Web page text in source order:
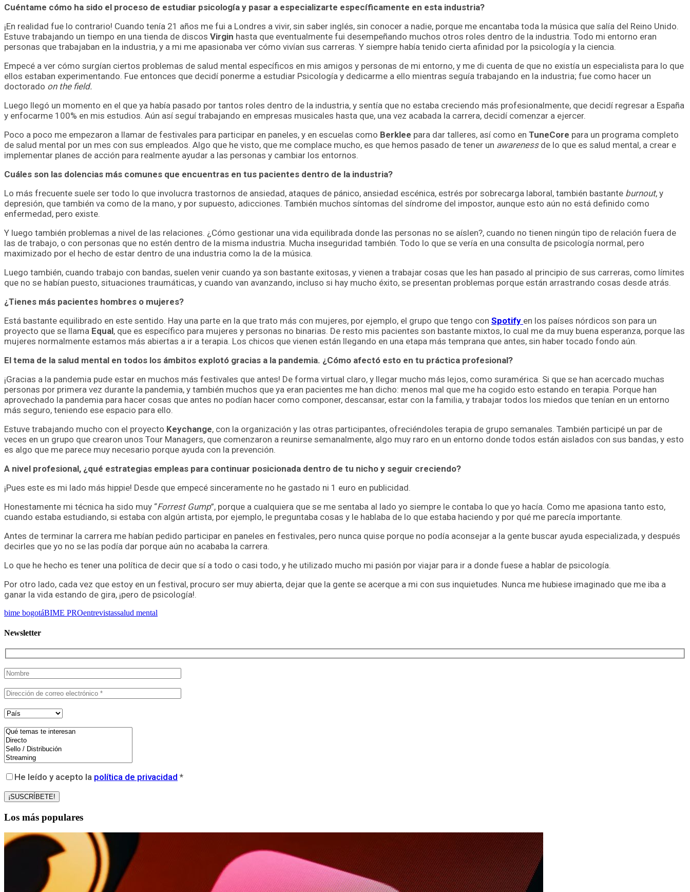
Cuéntame cómo ha sido el proceso de estudiar psicología y pasar a especializarte específicamente en esta industria?
¡En realidad fue lo contrario! Cuando tenía 21 años me fui a Londres a vivir, sin saber inglés, sin conocer a nadie, porque me encantaba toda la música que salía del Reino Unido.
Estuve trabajando un tiempo en una tienda de discos Virgin hasta que eventualmente fui desempeñando muchos otros roles dentro de la industria. Todo mi entorno eran
personas que trabajaban en la industria, y a mi me apasionaba ver cómo vivían sus carreras. Y siempre había tenido cierta afinidad por la psicología y la ciencia.
Empecé a ver cómo surgían ciertos problemas de salud mental específicos en mis amigos y personas de mi entorno, y me di cuenta de que no existía un especialista para lo que
ellos estaban experimentando. Fue entonces que decidí ponerme a estudiar Psicología y dedicarme a ello mientras seguía trabajando en la industria; fue como hacer un
doctorado on the field.
Luego llegó un momento en el que ya había pasado por tantos roles dentro de la industria, y sentía que no estaba creciendo más profesionalmente, que decidí regresar a España
y enfocarme 100% en mis estudios. Aún así seguí trabajando en empresas musicales hasta que, una vez acabada la carrera, decidí comenzar a ejercer.
Poco a poco me empezaron a llamar de festivales para participar en paneles, y en escuelas como Berklee para dar talleres, así como en TuneCore para un programa completo
de salud mental por un mes con sus empleados. Algo que he visto, que me complace mucho, es que hemos pasado de tener un awareness de lo que es salud mental, a crear e
implementar planes de acción para realmente ayudar a las personas y cambiar los entornos.
Cuáles son las dolencias más comunes que encuentras en tus pacientes dentro de la industria?
Lo más frecuente suele ser todo lo que involucra trastornos de ansiedad, ataques de pánico, ansiedad escénica, estrés por sobrecarga laboral, también bastante burnout, y
depresión, que también va como de la mano, y por supuesto, adicciones. También muchos síntomas del síndrome del impostor, aunque esto aún no está definido como
enfermedad, pero existe.
Y luego también problemas a nivel de las relaciones. ¿Cómo gestionar una vida equilibrada donde las personas no se aíslen?, cuando no tienen ningún tipo de relación fuera de
las de trabajo, o con personas que no estén dentro de la misma industria. Mucha inseguridad también. Todo lo que se vería en una consulta de psicología normal, pero
maximizado por el hecho de estar dentro de una industria como la de la música.
Luego también, cuando trabajo con bandas, suelen venir cuando ya son bastante exitosas, y vienen a trabajar cosas que les han pasado al principio de sus carreras, como límites
que no se habían puesto, situaciones traumáticas, y cuando van avanzando, incluso si hay mucho éxito, se presentan problemas porque están arrastrando cosas desde atrás.
¿Tienes más pacientes hombres o mujeres?
Está bastante equilibrado en este sentido. Hay una parte en la que trato más con mujeres, por ejemplo, el grupo que tengo con Spotify en los países nórdicos son para un
proyecto que se llama Equal, que es específico para mujeres y personas no binarias. De resto mis pacientes son bastante mixtos, lo cual me da muy buena esperanza, porque las
mujeres normalmente estamos más abiertas a ir a terapia. Los chicos que vienen están llegando en una etapa más temprana que antes, sin haber tocado fondo aún.
El tema de la salud mental en todos los ámbitos explotó gracias a la pandemia. ¿Cómo afectó esto en tu práctica profesional?
¡Gracias a la pandemia pude estar en muchos más festivales que antes! De forma virtual claro, y llegar mucho más lejos, como suramérica. Si que se han acercado muchas
personas por primera vez durante la pandemia, y también muchos que ya eran pacientes me han dicho: menos mal que me ha cogido esto estando en terapia. Porque han
aprovechado la pandemia para hacer cosas que antes no podían hacer como componer, descansar, estar con la familia, y trabajar todos los miedos que tenían en un entorno
más seguro, teniendo ese espacio para ello.
Estuve trabajando mucho con el proyecto Keychange, con la organización y las otras participantes, ofreciéndoles terapia de grupo semanales. También participé un par de
veces en un grupo que crearon unos Tour Managers, que comenzaron a reunirse semanalmente, algo muy raro en un entorno donde todos están aislados con sus bandas, y esto
es algo que me parece muy necesario porque ayuda con la prevención.
A nivel profesional, ¿qué estrategias empleas para continuar posicionada dentro de tu nicho y seguir creciendo?
¡Pues este es mi lado más hippie! Desde que empecé sinceramente no he gastado ni 1 euro en publicidad.
Honestamente mi técnica ha sido muy “Forrest Gump”, porque a cualquiera que se me sentaba al lado yo siempre le contaba lo que yo hacía. Como me apasiona tanto esto,
cuando estaba estudiando, si estaba con algún artista, por ejemplo, le preguntaba cosas y le hablaba de lo que estaba haciendo y por qué me parecía importante.
Antes de terminar la carrera me habían pedido participar en paneles en festivales, pero nunca quise porque no podía aconsejar a la gente buscar ayuda especializada, y después
decirles que yo no se las podía dar porque aún no acababa la carrera.
Lo que he hecho es tener una política de decir que sí a todo o casi todo, y he utilizado mucho mi pasión por viajar para ir a donde fuese a hablar de psicología.
Por otro lado, cada vez que estoy en un festival, procuro ser muy abierta, dejar que la gente se acerque a mi con sus inquietudes. Nunca me hubiese imaginado que me iba a
ganar la vida estando de gira, ¡pero de psicología!.
bime bogotáBIME PROentrevistassalud mental
Newsletter
He leído y acepto la política de privacidad *
Los más populares